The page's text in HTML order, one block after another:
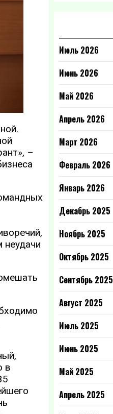
–
неудачи
в
Июль 2026
Июнь 2026
Май 2026
Апрель 2026
Март 2026
Февраль 2026
Январь 2026
Декабрь 2025
Ноябрь 2025
Октябрь 2025
Сентябрь 2025
Август 2025
Июль 2025
Июнь 2025
Май 2025
Апрель 2025